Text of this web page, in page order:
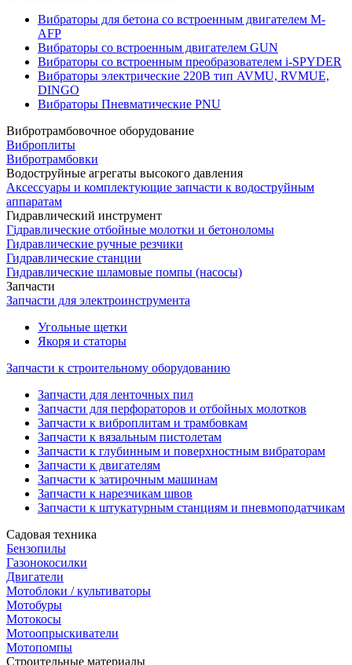
Вибраторы для бетона со встроенным двигателем M-
AFP
Вибраторы со встроенным двигателем GUN
Вибраторы со встроенным преобразователем i-SPYDER
Вибраторы электрические 220B тип AVMU, RVMUE,
DINGO
Вибраторы Пневматические PNU
Вибротрамбовочное оборудование
Виброплиты
Вибротрамбовки
Водоструйные агрегаты высокого давления
Аксессуары и комплектующие запчасти к водоструйным
аппаратам
Гидравлический инструмент
Гідравлические отбойные молотки и бетоноломы
Гидравлические ручные резчики
Гидравлические станции
Гидравлические шламовые помпы (насосы)
Запчасти
Запчасти для электроинструмента
Угольные щетки
Якоря и статоры
Запчасти к строительному оборудованию
Запчасти для ленточных пил
Запчасти для перфораторов и отбойных молотков
Запчасти к виброплитам и трамбовкам
Запчасти к вязальным пистолетам
Запчасти к глубинным и поверхностным вибраторам
Запчасти к двигателям
Запчасти к затирочным машинам
Запчасти к нарезчикам швов
Запчасти к штукатурным станциям и пневмоподатчикам
Садовая техника
Бензопилы
Газонокосилки
Двигатели
Мотоблоки / культиваторы
Мотобуры
Мотокосы
Мотоопрыскиватели
Мотопомпы
Строительные материалы